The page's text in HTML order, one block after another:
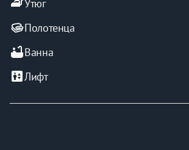
ironУтюг
Полотенца
bathtubВанна
elevatorЛифт